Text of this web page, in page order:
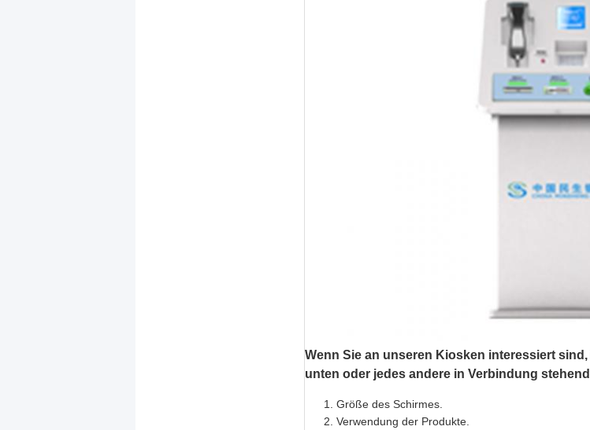
Wenn Sie an unseren Kiosken interessiert
unten oder jedes andere in Verbindung
Größe des Schirmes.
Verwendung der Produkte.